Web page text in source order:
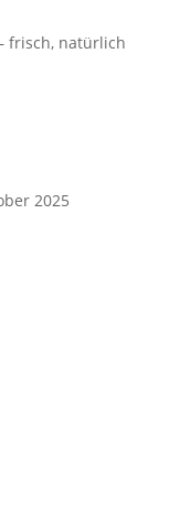
frisch, natürlich
2025